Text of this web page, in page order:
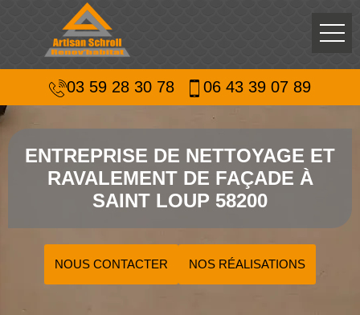
03 59 28 30 78 06 43 39 07 89
ENTREPRISE DE NETTOYAGE ET
RAVALEMENT DE FAÇADE À
SAINT LOUP 58200
NOUS CONTACTER NOS RÉALISATIONS